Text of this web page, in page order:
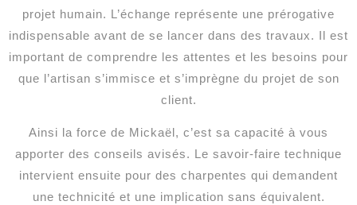
projet humain. L’échange représente une prérogative
indispensable avant de se lancer dans des travaux. Il est
important de comprendre les attentes et les besoins pour
que l’artisan s’immisce et s’imprègne du projet de son
client.
Ainsi la force de Mickaël, c’est sa capacité à vous
apporter des conseils avisés. Le savoir-faire technique
intervient ensuite pour des charpentes qui demandent
une technicité et une implication sans équivalent.